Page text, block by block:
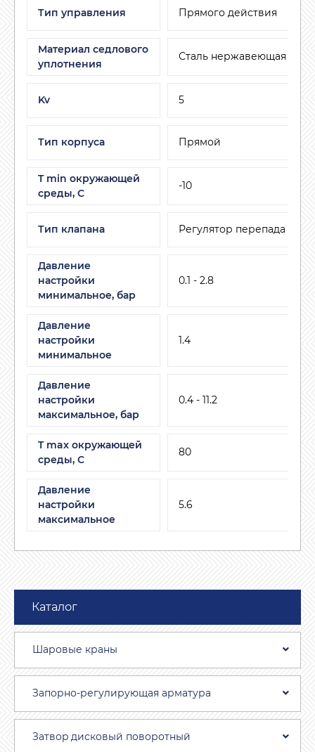
Тип управления Прямого действия
Материал седлового
уплотнения
Сталь нержавеющая
Kv 5
Тип корпуса Прямой
T min окружающей
среды, C
-10
Тип клапана Регулятор перепада
Давление
настройки
минимальное, бар
0.1 - 2.8
Давление
настройки
минимальное
1.4
Давление
настройки
максимальное, бар
0.4 - 11.2
T max окружающей
среды, С
80
Давление
настройки
максимальное
5.6
Каталог
Шаровые краны
Запорно-регулирующая арматура
Затвоp дискoвый пoвoротный